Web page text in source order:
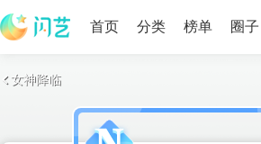
首页 分类 榜单 圈子
 女神降临